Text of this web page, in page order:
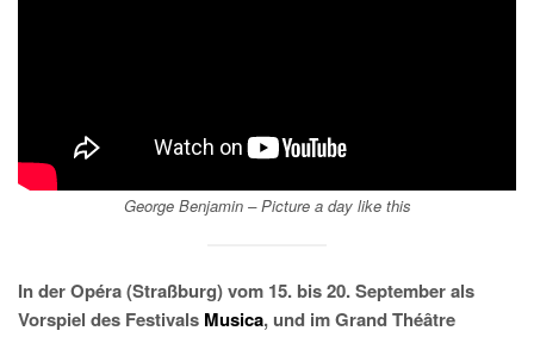
George Benjamin –Picture a day like this
In der Opéra (Straßburg) vom 15. bis 20. September als
Vorspiel des Festivals Musica, und im Grand Théâtre